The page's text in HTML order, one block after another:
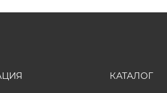
КАТАЛОГ